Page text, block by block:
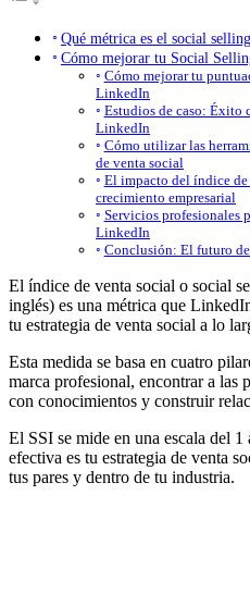
Qué métrica es el social
Cómo mejorar tu Social
Cómo mejorar tu
LinkedIn
Estudios de caso: Éxito
LinkedIn
Cómo utilizar las
de venta social
El impacto del índice
crecimiento empresarial
Servicios profesionales
LinkedIn
Conclusión: El futuro
El índice de venta social o social
inglés) es una métrica que
tu estrategia de venta social a lo
Esta medida se basa en cuatro
marca profesional, encontrar a las
con conocimientos y construir
El SSI se mide en una escala del
efectiva es tu estrategia de venta
tus pares y dentro de tu industria.